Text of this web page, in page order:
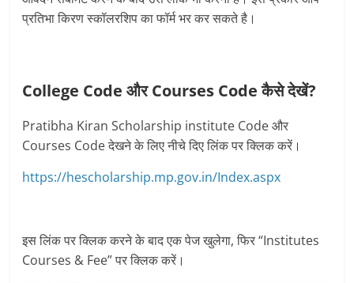
प्रतिभा किरण स्कॉलरशिप का फॉर्म भर कर सकते है।
College Code और Courses Code कैसे देखें?
Pratibha Kiran Scholarship institute Code और
Courses Code देखने के लिए नीचे दिए लिंक पर क्लिक करें।
https://hescholarship.mp.gov.in/Index.aspx
इस लिंक पर क्लिक करने के बाद एक पेज खुलेगा, फिर “Institutes
Courses & Fee” पर क्लिक करें।